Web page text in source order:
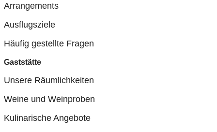
Arrangements
Ausflugsziele
Häufig gestellte Fragen
Gaststätte
Unsere Räumlichkeiten
Weine und Weinproben
Kulinarische Angebote